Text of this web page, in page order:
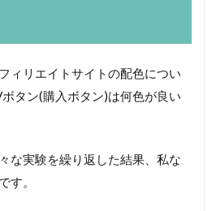
ィリエイトサイトの配色につい
タン(購入ボタン)は何色が良い
な実験を繰り返した結果、私な
す。